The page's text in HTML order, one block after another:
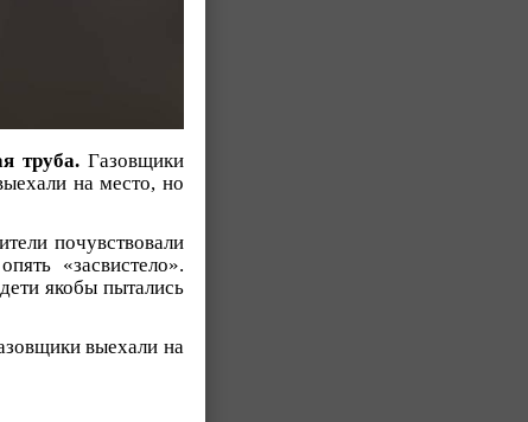
труба. Газовщики
на место, но
почувствовали
«засвистело».
якобы пытались
выехали на